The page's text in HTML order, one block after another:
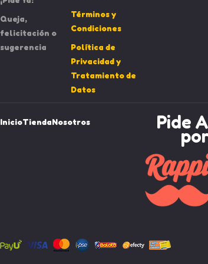
Queja,
felicitación o
sugerencia
Términos y
Condiciones
Política de
Privacidad y
Tratamiento de
Datos
InicioTiendaNosotros Pide